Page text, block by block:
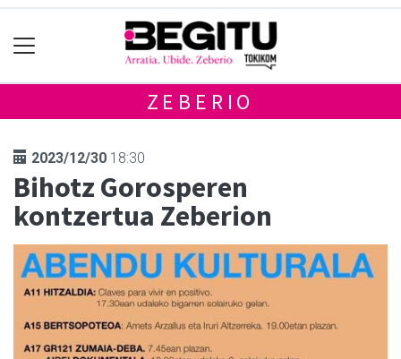
ZEBERIO
2023/12/30 18:30
Bihotz Gorosperen
kontzertua Zeberion